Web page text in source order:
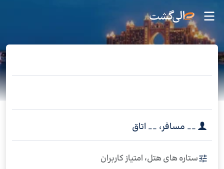
__ مسافر، __ اتاق
ستاره های هتل، امتیاز کاربران